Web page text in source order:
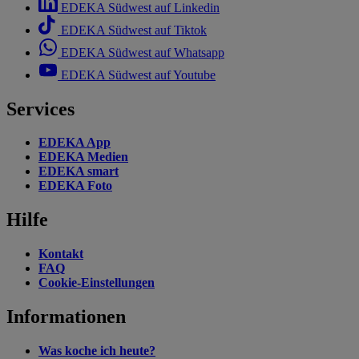
EDEKA Südwest auf Linkedin
EDEKA Südwest auf Tiktok
EDEKA Südwest auf Whatsapp
EDEKA Südwest auf Youtube
Services
EDEKA App
EDEKA Medien
EDEKA smart
EDEKA Foto
Hilfe
Kontakt
FAQ
Cookie-Einstellungen
Informationen
Was koche ich heute?